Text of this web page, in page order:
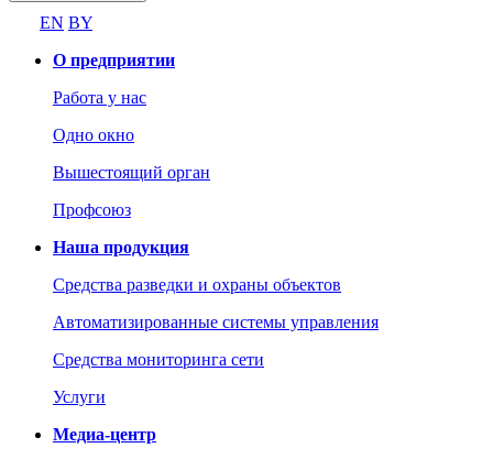
EN BY
О предприятии
Работа у нас
Одно окно
Вышестоящий орган
Профсоюз
Наша продукция
Средства разведки и охраны объектов
Автоматизированные системы управления
Средства мониторинга сети
Услуги
Медиа-центр